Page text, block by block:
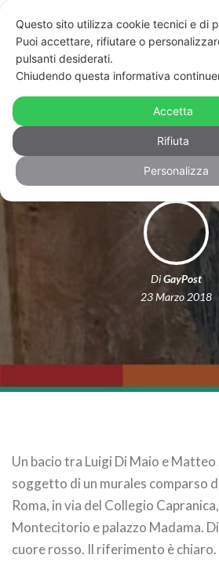
Roma: bacio tra Di
un
DiGayPost
23 Marzo 2018
Un bacio tra Luigi Di Maio e Matteo
soggetto di un murales comparso
Roma, in via del Collegio
Montecitorio e palazzo Madama.
cuore rosso. Il riferimento è
Questo sito utilizza cookie tecnici e di
Puoi accettare, rifiutare o
pulsanti desiderati.
Chiudendo questa informativa
Accetta
Rifiuta
Personalizza